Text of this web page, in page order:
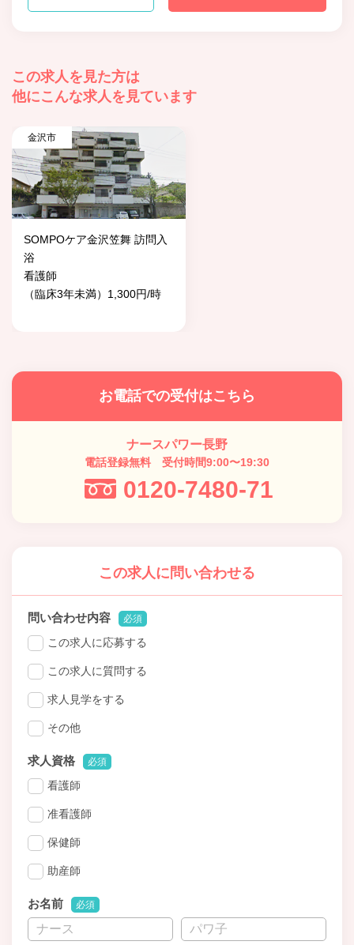
この求人を見た方は
他にこんな求人を見ています
金沢市
SOMPOケア金沢笠舞 訪問入
浴
看護師
（臨床3年未満）1,300円/時
お電話での受付はこちら
ナースパワー長野
電話登録無料 受付時間9:00〜19:30
0120-7480-71
この求人に問い合わせる
問い合わせ内容 必須
この求人に応募する
この求人に質問する
求人見学をする
その他
求人資格 必須
看護師
准看護師
保健師
助産師
お名前 必須